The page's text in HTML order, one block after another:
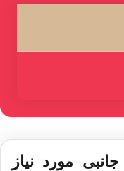
مورد نیاز